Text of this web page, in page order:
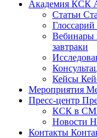
Академия КСК
Статьи
Глоссарий
Вебинары
завтраки
Кейсы
Мероприятия
Пресс-центр
КСК в
Новости
Контакты